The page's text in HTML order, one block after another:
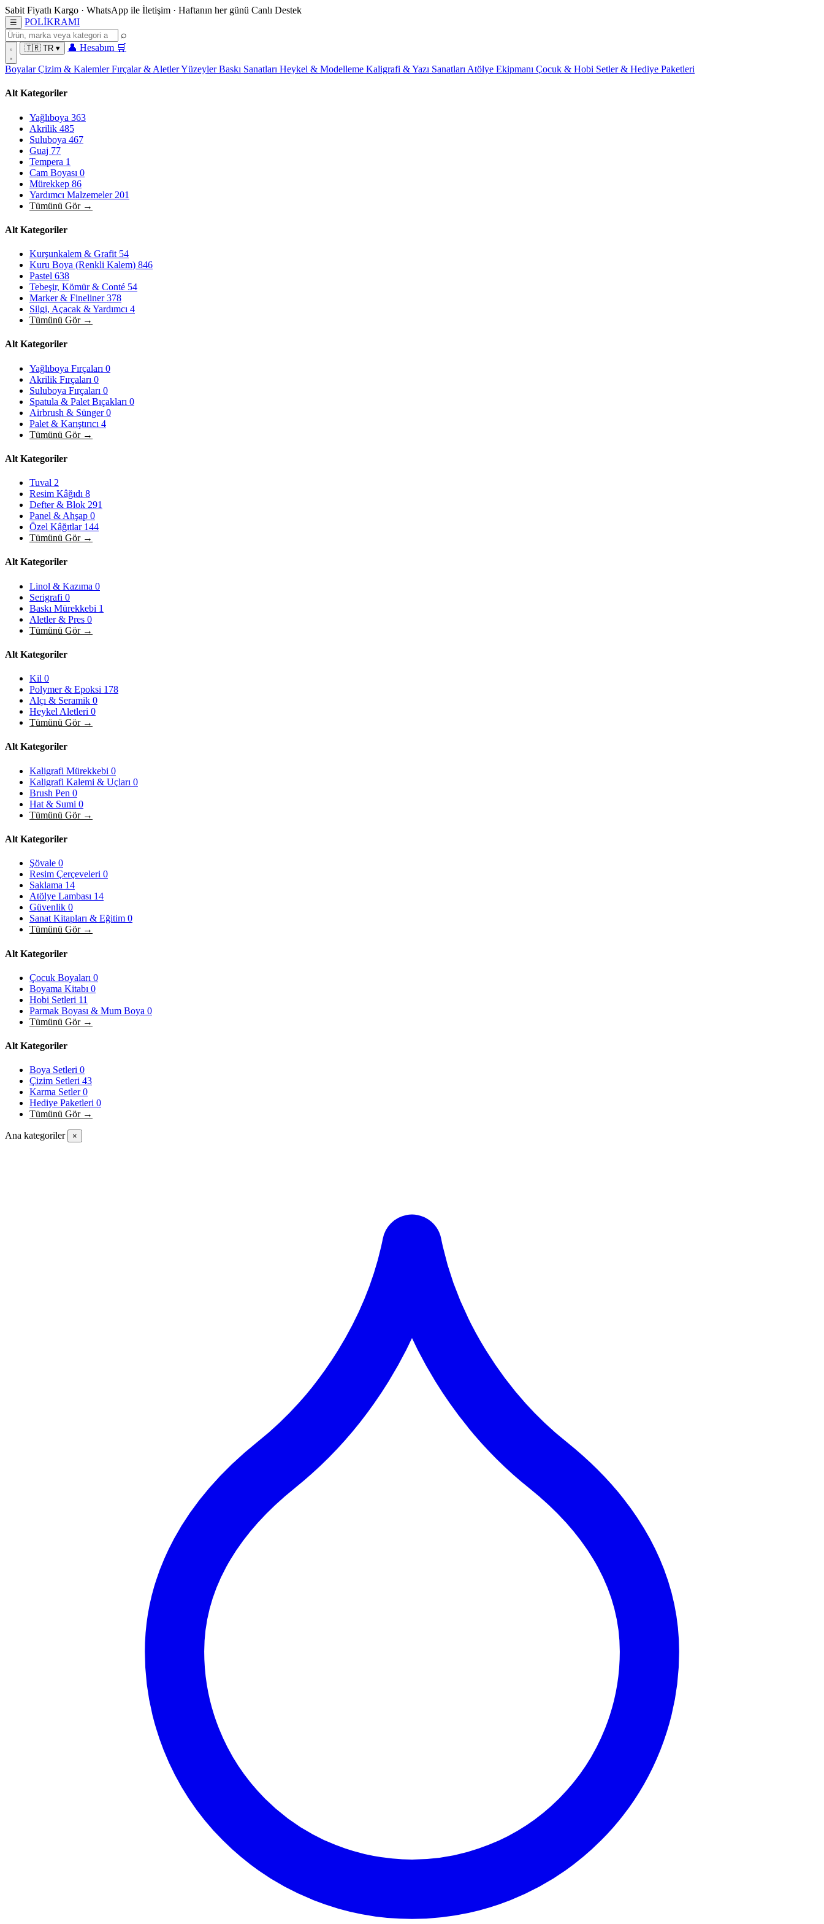
Sabit Fiyatlı Kargo · WhatsApp ile İletişim · Haftanın her günü Canlı Destek
☰ POLİKRAMI
⌕
🇹🇷 TR ▾ 👤 Hesabım 🛒
BoyalarÇizim & KalemlerFırçalar & AletlerYüzeylerBaskı Sanatları Heykel & Modelleme Kaligrafi & Yazı Sanatları Atölye Ekipmanı Çocuk & Hobi Setler & Hediye Paketleri
Alt Kategoriler
Yağlıboya 363
Akrilik 485
Suluboya 467
Guaj 77
Tempera 1
Cam Boyası 0
Mürekkep 86
Yardımcı Malzemeler 201
Tümünü Gör →
Alt Kategoriler
Kurşunkalem & Grafit 54
Kuru Boya (Renkli Kalem) 846
Pastel 638
Tebeşir, Kömür & Conté 54
Marker & Fineliner378
Silgi, Açacak & Yardımcı 4
Tümünü Gör →
Alt Kategoriler
Yağlıboya Fırçaları 0
Akrilik Fırçaları 0
Suluboya Fırçaları 0
Spatula & Palet Bıçakları 0
Airbrush & Sünger0
Palet & Karıştırıcı 4
Tümünü Gör →
Alt Kategoriler
Tuval 2
Resim Kâğıdı 8
Defter & Blok 291
Panel & Ahşap 0
Özel Kâğıtlar 144
Tümünü Gör →
Alt Kategoriler
Linol & Kazıma 0
Serigrafi 0
Baskı Mürekkebi 1
Aletler & Pres 0
Tümünü Gör →
Alt Kategoriler
Kil 0
Polymer & Epoksi 178
Alçı & Seramik 0
Heykel Aletleri 0
Tümünü Gör →
Alt Kategoriler
Kaligrafi Mürekkebi 0
Kaligrafi Kalemi & Uçları 0
Brush Pen 0
Hat & Sumi 0
Tümünü Gör →
Alt Kategoriler
Şövale 0
Resim Çerçeveleri 0
Saklama 14
Atölye Lambası 14
Güvenlik 0
Sanat Kitapları & Eğitim 0
Tümünü Gör →
Alt Kategoriler
Çocuk Boyaları 0
Boyama Kitabı 0
Hobi Setleri 11
Parmak Boyası & Mum Boya 0
Tümünü Gör →
Alt Kategoriler
Boya Setleri 0
Çizim Setleri 43
Karma Setler0
Hediye Paketleri 0
Tümünü Gör →
Ana kategoriler ×